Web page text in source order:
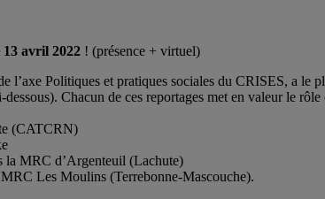
13 avril 2022 ! (présence + virtuel)
l’axe Politiques et pratiques sociales du CRISES, a le
Chacun de ces reportages met en valeur le rôle
(CATCRN)
la MRC d’Argenteuil (Lachute)
MRC Les Moulins (Terrebonne-Mascouche).